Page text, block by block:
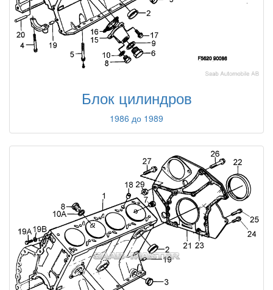
Блок цилиндров
1986 до 1989